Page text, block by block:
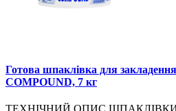
Готова шпаклівка для
COMPOUND, 7 кг
ТЕХНІЧНИЙ ОПИС ШПАКЛІВКИ